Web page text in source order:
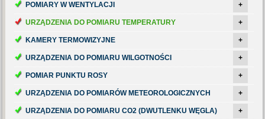
POMIARY W WENTYLACJI +
URZĄDZENIA DO POMIARU TEMPERATURY +
KAMERY TERMOWIZYJNE +
URZĄDZENIA DO POMIARU WILGOTNOŚCI +
POMIAR PUNKTU ROSY +
URZĄDZENIA DO POMIARÓW METEOROLOGICZNYCH +
URZĄDZENIA DO POMIARU CO2 (DWUTLENKU WĘGLA) +